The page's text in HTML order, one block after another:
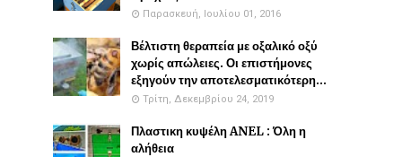
Παρασκευή, Ιουλίου 01, 2016
Βέλτιστη θεραπεία με οξαλικό οξύ
χωρίς απώλειες. Οι επιστήμονες
εξηγούν την αποτελεσματικότερη...
Τρίτη, Δεκεμβρίου 24, 2019
Πλαστικη κυψέλη ANEL : Όλη η
αλήθεια